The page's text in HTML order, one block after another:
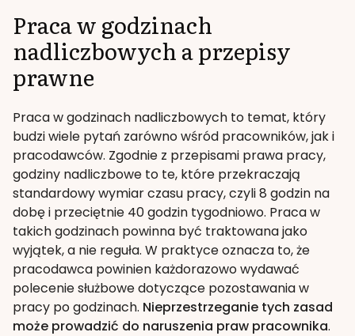
Praca w godzinach
nadliczbowych a przepisy
prawne
Praca w godzinach nadliczbowych to temat, który
budzi wiele pytań zarówno wśród pracowników, jak i
pracodawców. Zgodnie z przepisami prawa pracy,
godziny nadliczbowe to te, które przekraczają
standardowy wymiar czasu pracy, czyli 8 godzin na
dobę i przeciętnie 40 godzin tygodniowo. Praca w
takich godzinach powinna być traktowana jako
wyjątek, a nie reguła. W praktyce oznacza to, że
pracodawca powinien każdorazowo wydawać
polecenie służbowe dotyczące pozostawania w
pracy po godzinach. Nieprzestrzeganie tych zasad
może prowadzić do naruszenia praw pracownika.